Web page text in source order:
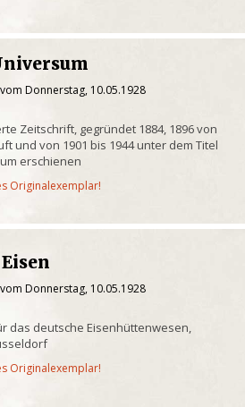
Donnerstag, 10.05.1928
Zeitschrift, gegründet 1884, 1896 von
und von 1901 bis 1944 unter dem Titel
erschienen
Originalexemplar!
Donnerstag, 10.05.1928
das deutsche Eisenhüttenwesen,
Originalexemplar!